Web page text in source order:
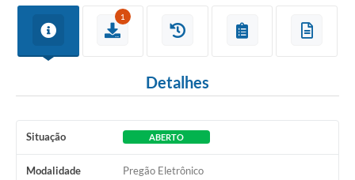
1
Detalhes
Situação ABERTO
Modalidade Pregão Eletrônico